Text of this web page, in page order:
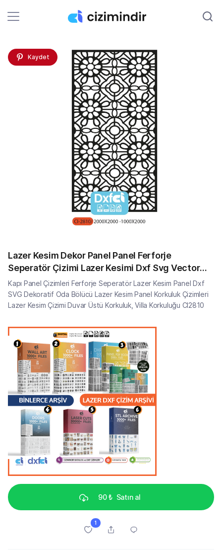
Kaydet
Lazer Kesim Dekor Panel Panel Ferforje
Seperatör Çizimi Lazer Kesimi Dxf Svg Vector
CI2810
Kapı Panel Çizimleri Ferforje Seperatör Lazer Kesim Panel Dxf
SVG Dekoratif Oda Bölücü Lazer Kesim Panel Korkuluk Çizimleri
Lazer Kesim Çizimi Duvar Üstü Korkuluk, Villa Korkuluğu CI2810
90 ₺ Satın al
1